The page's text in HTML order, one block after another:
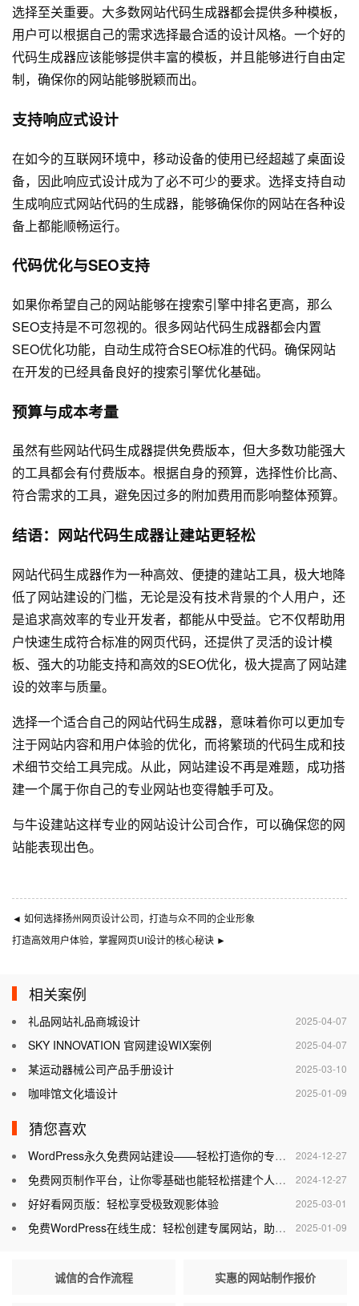
选择至关重要。大多数网站代码生成器都会提供多种模板，
用户可以根据自己的需求选择最合适的设计风格。一个好的
代码生成器应该能够提供丰富的模板，并且能够进行自由定
制，确保你的网站能够脱颖而出。
支持响应式设计
在如今的互联网环境中，移动设备的使用已经超越了桌面设
备，因此响应式设计成为了必不可少的要求。选择支持自动
生成响应式网站代码的生成器，能够确保你的网站在各种设
备上都能顺畅运行。
代码优化与SEO支持
如果你希望自己的网站能够在搜索引擎中排名更高，那么
SEO支持是不可忽视的。很多网站代码生成器都会内置
SEO优化功能，自动生成符合SEO标准的代码。确保网站
在开发的已经具备良好的搜索引擎优化基础。
预算与成本考量
虽然有些网站代码生成器提供免费版本，但大多数功能强大
的工具都会有付费版本。根据自身的预算，选择性价比高、
符合需求的工具，避免因过多的附加费用而影响整体预算。
结语：网站代码生成器让建站更轻松
网站代码生成器作为一种高效、便捷的建站工具，极大地降
低了网站建设的门槛，无论是没有技术背景的个人用户，还
是追求高效率的专业开发者，都能从中受益。它不仅帮助用
户快速生成符合标准的网页代码，还提供了灵活的设计模
板、强大的功能支持和高效的SEO优化，极大提高了网站建
设的效率与质量。
选择一个适合自己的网站代码生成器，意味着你可以更加专
注于网站内容和用户体验的优化，而将繁琐的代码生成和技
术细节交给工具完成。从此，网站建设不再是难题，成功搭
建一个属于你自己的专业网站也变得触手可及。
与牛设建站这样专业的网站设计公司合作，可以确保您的网
站能表现出色。
◄ 如何选择扬州网页设计公司，打造与众不同的企业形象
打造高效用户体验，掌握网页UI设计的核心秘诀 ►
相关案例
2025-04-07
礼品网站礼品商城设计
2025-04-07
SKY INNOVATION 官网建设WIX案例
2025-03-10
某运动器械公司产品手册设计
2025-01-09
咖啡馆文化墙设计
猜您喜欢
2024-12-27
WordPress永久免费网站建设——轻松打造你的专属网站
2024-12-27
免费网页制作平台，让你零基础也能轻松搭建个人网站
2025-03-01
好好看网页版：轻松享受极致观影体验
2025-01-09
免费WordPress在线生成：轻松创建专属网站，助力个人与企业腾飞
诚信的合作流程 实惠的网站制作报价